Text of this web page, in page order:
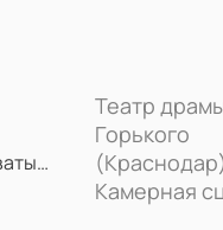
Погрузитесь в захватывающий психологический триллер «Метод Гронхольма» в Театре драмы им. Горького.
Театр
Горького
Камерная